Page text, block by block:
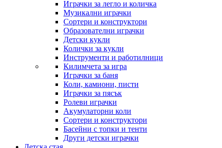
Играчки за легло и количка
Музикални играчки
Сортери и конструктори
Образователни играчки
Детски кукли
Колички за кукли
Инструменти и работилници
Килимчета за игра
Играчки за баня
Коли, камиони, писти
Играчки за пясък
Ролеви играчки
Акумулаторни коли
Сортери и конструктори
Басейни с топки и тенти
Други детски играчки